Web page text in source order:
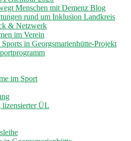
Menschen mit Demenz Blog
rund um Inklusion Landkreis
& Netzwerk
im Verein
in Georgsmarienhütte-Projekt
im Sport
lizensierter ÜL